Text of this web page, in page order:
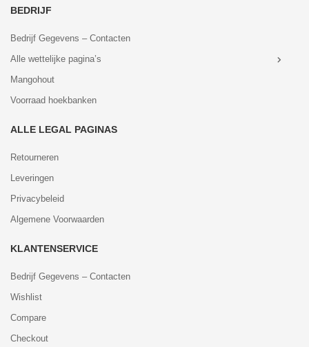
BEDRIJF
Bedrijf Gegevens – Contacten
Alle wettelijke pagina’s
Mangohout
Voorraad hoekbanken
ALLE LEGAL PAGINAS
Retourneren
Leveringen
Privacybeleid
Algemene Voorwaarden
KLANTENSERVICE
Bedrijf Gegevens – Contacten
Wishlist
Compare
Checkout